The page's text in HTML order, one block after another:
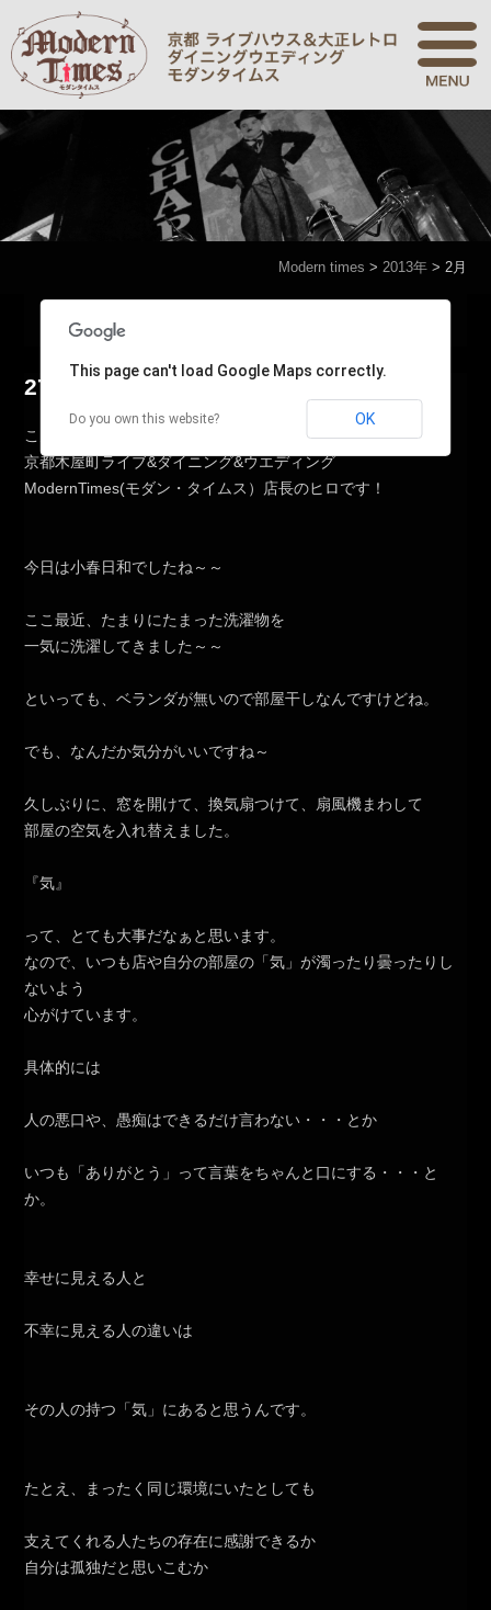
Modern times > 2013年> 2月
27日 スローミュージック☆
こんばんは！
京都木屋町ライブ&ダイニング&ウエディング
ModernTimes(モダン・タイムス）店長のヒロです！
今日は小春日和でしたね～～
ここ最近、たまりにたまった洗濯物を
一気に洗濯してきました～～
といっても、ベランダが無いので部屋干しなんですけどね。
でも、なんだか気分がいいですね～
久しぶりに、窓を開けて、換気扇つけて、扇風機まわして
部屋の空気を入れ替えました。
『気』
って、とても大事だなぁと思います。
なので、いつも店や自分の部屋の「気」が濁ったり曇ったりし
ないよう
心がけています。
具体的には
人の悪口や、愚痴はできるだけ言わない・・・とか
いつも「ありがとう」って言葉をちゃんと口にする・・・と
か。
幸せに見える人と
不幸に見える人の違いは
その人の持つ「気」にあると思うんです。
たとえ、まったく同じ環境にいたとしても
支えてくれる人たちの存在に感謝できるか
自分は孤独だと思いこむか
This page can't load Google Maps correctly.
Do you own this website? OK